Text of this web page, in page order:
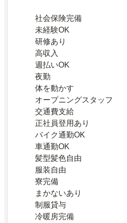
社会保険完備
未経験OK
研修あり
高収入
週払いOK
夜勤
体を動かす
オープニングスタッフ
交通費支給
正社員登用あり
バイク通勤OK
車通勤OK
髪型髪色自由
服装自由
寮完備
まかないあり
制服貸与
冷暖房完備